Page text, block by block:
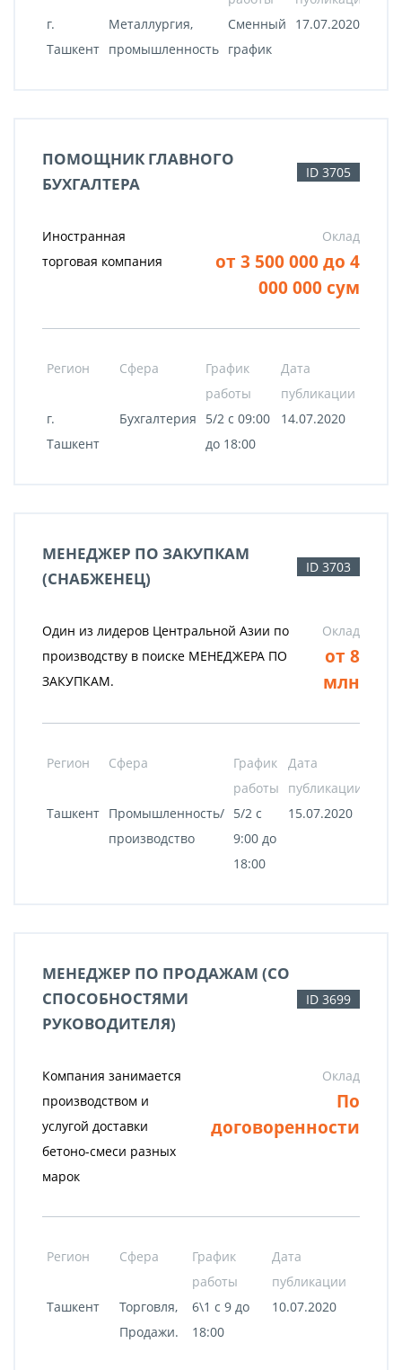
г.
Ташкент
Металлургия,
промышленность
Сменный
график
17.07.2020
ПОМОЩНИК ГЛАВНОГО
БУХГАЛТЕРА
ID 3705
Иностранная
торговая компания
Оклад
от 3 500 000 до 4
000 000 сум
Регион Сфера
График
работы
Дата
публикации
г.
Ташкент
Бухгалтерия
5/2 c 09:00
до 18:00
14.07.2020
МЕНЕДЖЕР ПО ЗАКУПКАМ
(СНАБЖЕНЕЦ)
ID 3703
Один из лидеров Центральной Азии по
производству в поиске МЕНЕДЖЕРА ПО
ЗАКУПКАМ.
Оклад
от 8
млн
Регион Сфера
График
работы
Дата
публикации
Ташкент Промышленность/
производство
5/2 c
9:00 до
18:00
15.07.2020
МЕНЕДЖЕР ПО ПРОДАЖАМ (СО
СПОСОБНОСТЯМИ
РУКОВОДИТЕЛЯ)
ID 3699
Компания занимается
производством и
услугой доставки
бетоно-смеси разных
марок
Оклад
По
договоренности
Регион Сфера
График
работы
Дата
публикации
Ташкент
Торговля,
Продажи.
6\1 с 9 до
18:00
10.07.2020